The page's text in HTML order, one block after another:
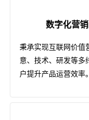
数字化营销
秉承实现互联网价值
意、技术、研发等多
户提升产品运营效率。